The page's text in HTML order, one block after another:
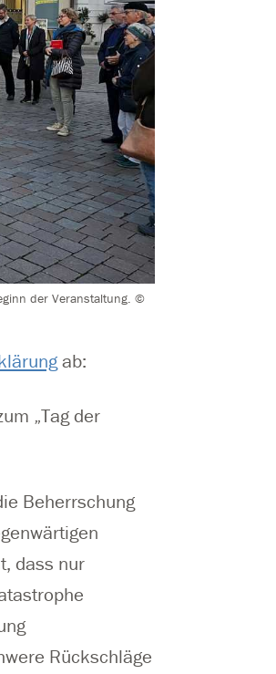
der Veranstaltung. ©
ab:
„Tag der
Beherrschung
dass nur
Rückschläge